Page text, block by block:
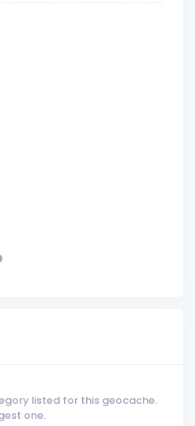
listed for this geocache.
one.